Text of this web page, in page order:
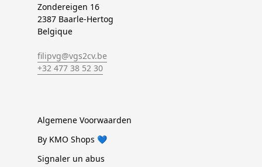
Zondereigen 16
2387 Baarle-Hertog
Belgique
filipvg@vgs2cv.be
+32 477 38 52 30
Algemene Voorwaarden
By KMO Shops 💙
Signaler un abus